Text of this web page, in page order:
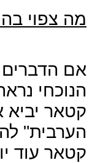
מה צפוי
אם הדברים
הנוכחי
קטאר יביא
הערבית"
קטאר עוד